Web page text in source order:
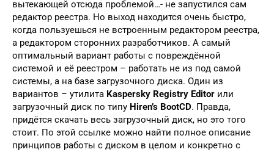
вытекающей отсюда проблемой…- не запустился сам
редактор реестра. Но выход находится очень быстро,
когда пользуешься не встроенным редактором реестра,
а редактором сторонних разработчиков. А самый
оптимальный вариант работы с повреждённой
системой и её реестром – работать не из под самой
системы, а на базе загрузочного диска. Один из
вариантов – утилита Kaspersky Registry Editor или
загрузочный диск по типу Hiren’s BootCD. Правда,
придётся скачать весь загрузочный диск, но это того
стоит. По этой ссылке можно найти полное описание
принципов работы с диском в целом и конкретно с